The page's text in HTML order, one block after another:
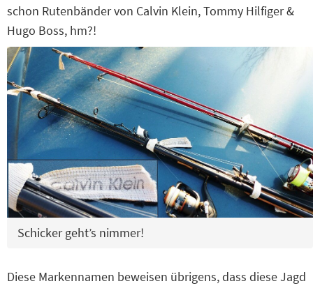
schon Rutenbänder von Calvin Klein, Tommy Hilfiger &
Hugo Boss, hm?!
Schicker geht’s nimmer!
Diese Markennamen beweisen übrigens, dass diese Jagd